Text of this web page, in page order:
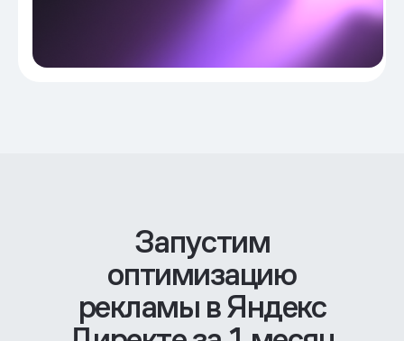
Запустим
оптимизацию
рекламы в Яндекс